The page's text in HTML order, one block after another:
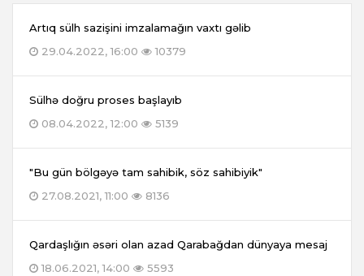
Artıq sülh sazişini imzalamağın vaxtı gəlib
29.04.2022, 16:00
10379
Sülhə doğru proses başlayıb
08.04.2022, 12:00
5139
"Bu gün bölgəyə tam sahibik, söz sahibiyik"
27.08.2021, 11:00
8136
Qardaşlığın əsəri olan azad Qarabağdan dünyaya mesaj
18.06.2021, 14:00
5593